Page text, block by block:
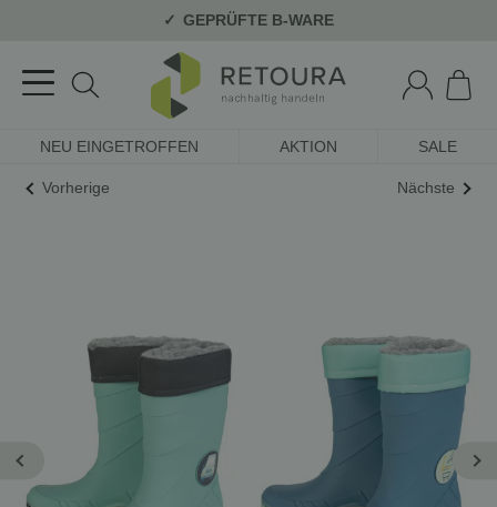
GEPRÜFTE B-WARE
NEU EINGETROFFEN AKTION SALE
Vorherige Nächste